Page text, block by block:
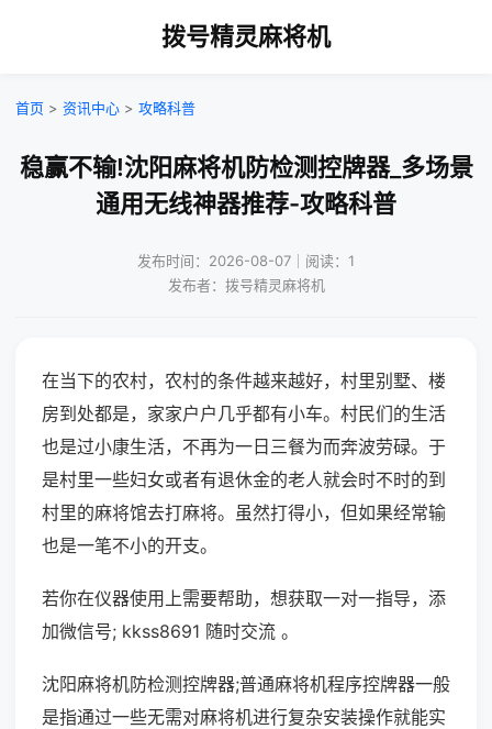
拨号精灵麻将机
首页 > 资讯中心 > 攻略科普
稳赢不输!沈阳麻将机防检测控牌器_多场景
通用无线神器推荐-攻略科普
发布时间：2026-08-07｜阅读：1
发布者：拨号精灵麻将机
在当下的农村，农村的条件越来越好，村里别墅、楼
房到处都是，家家户户几乎都有小车。村民们的生活
也是过小康生活，不再为一日三餐为而奔波劳碌。于
是村里一些妇女或者有退休金的老人就会时不时的到
村里的麻将馆去打麻将。虽然打得小，但如果经常输
也是一笔不小的开支。
若你在仪器使用上需要帮助，想获取一对一指导，添
加微信号; kkss8691 随时交流 。
沈阳麻将机防检测控牌器;普通麻将机程序控牌器一般
是指通过一些无需对麻将机进行复杂安装操作就能实